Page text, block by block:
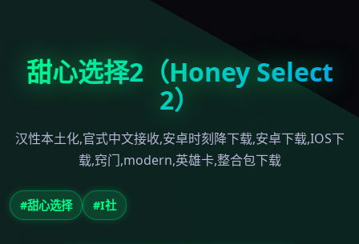
甜心选择2（Honey Select
2）
汉性本土化,官式中文接收,安卓时刻降下载,安卓下载,IOS下
载,窍门,modern,英雄卡,整合包下载
#甜心选择 #I社